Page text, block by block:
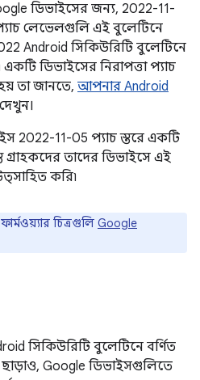
ডিভাইসের জন্য, 2022-11-
লেভেলগুলি এই বুলেটিনে
Android সিকিউরিটি বুলেটিনে
ডিভাইসের নিরাপত্তা প্যাচ
তা জানতে, আপনার Android
দেখুন।
2022-11-05 প্যাচ স্তরে একটি
তাদের ডিভাইসে এই
করি৷
চিত্রগুলি Google
সিকিউরিটি বুলেটিনে বর্ণিত
ছাড়াও, Google ডিভাইসগুলিতে